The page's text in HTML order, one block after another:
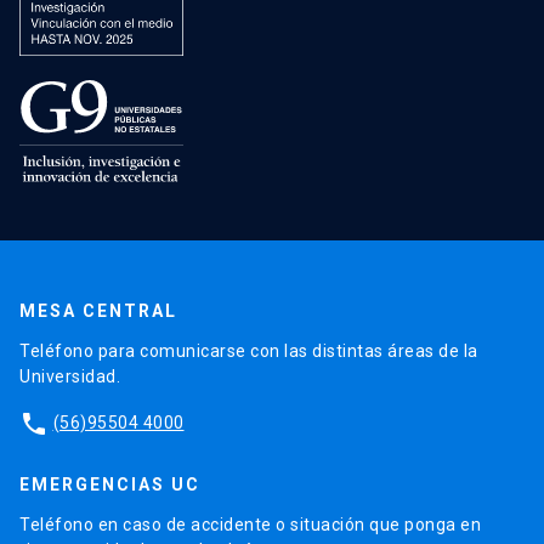
MESA CENTRAL
Teléfono para comunicarse con las distintas áreas de la
Universidad.
phone (56)95504 4000
EMERGENCIAS UC
Teléfono en caso de accidente o situación que ponga en